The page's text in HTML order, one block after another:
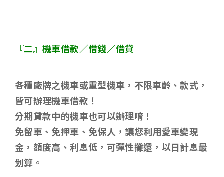
『二』機車借款／借錢／借貸
各種廠牌之機車或重型機車，不限車齡、款式，
皆可辦理機車借款！
分期貸款中的機車也可以辦理唷！
免留車、免押車、免保人，讓您利用愛車變現
金，額度高、利息低，可彈性攤還，以日計息最
划算。